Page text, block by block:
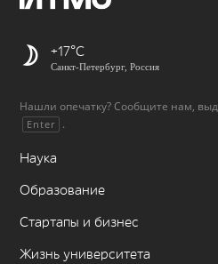
+17
Санкт-Петербург, Россия
Нашли опечатку? Сообщите нам,
Enter .
Наука
Образование
Стартапы и бизнес
Жизнь университета